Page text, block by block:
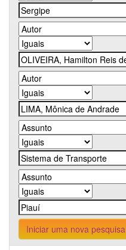
Iniciar uma nova pesquisa